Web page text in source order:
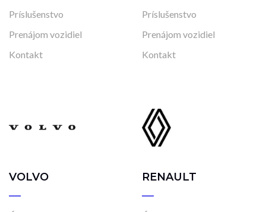
Príslušenstvo
Prenájom vozidiel
Kontakt
Príslušenstvo
Prenájom vozidiel
Kontakt
VOLVO RENAULT